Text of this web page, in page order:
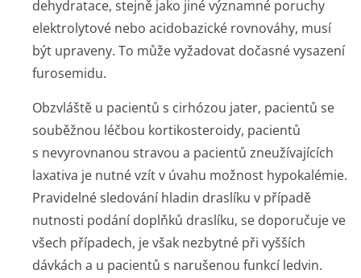
dehydratace, stejně jako jiné významné poruchy
elektrolytové nebo acidobazické rovnováhy, musí
být upraveny. To může vyžadovat dočasné vysazení
furosemidu.
Obzvláště u pacientů s cirhózou jater, pacientů se
souběžnou léčbou kortikosteroidy, pacientů
s nevyrovnanou stravou a pacientů zneužívajících
laxativa je nutné vzít v úvahu možnost hypokalémie.
Pravidelné sledování hladin draslíku v případě
nutnosti podání doplňků draslíku, se doporučuje ve
všech případech, je však nezbytné při vyšších
dávkách a u pacientů s narušenou funkcí ledvin.